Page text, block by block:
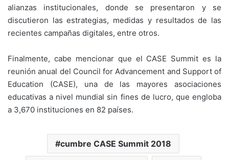
alianzas institucionales, donde se presentaron y se
discutieron las estrategias, medidas y resultados de las
recientes campañas digitales, entre otros.
Finalmente, cabe mencionar que el CASE Summit es la
reunión anual del Council for Advancement and Support of
Education (CASE), una de las mayores asociaciones
educativas a nivel mundial sin fines de lucro, que engloba
a 3,670 instituciones en 82 países.
cumbre CASE Summit 2018